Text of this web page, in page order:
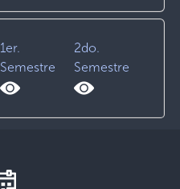
1er.
Semestre
2do.
Semestre